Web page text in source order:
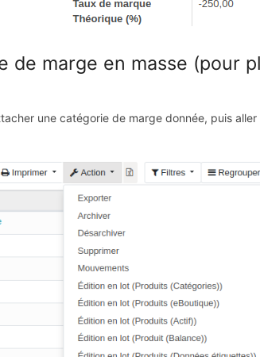
de marge en masse (pour
une catégorie de marge donnée, puis